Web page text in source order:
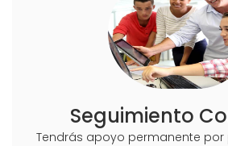
Seguimiento
Tendrás apoyo permanente por